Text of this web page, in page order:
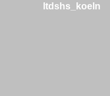
ltdshs_koeln